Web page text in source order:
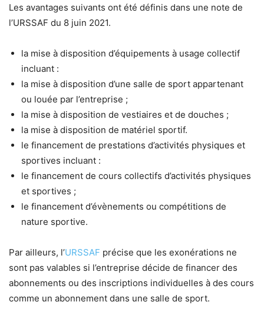
Les avantages suivants ont été définis dans une note de
l’URSSAF du 8 juin 2021.
la mise à disposition d’équipements à usage collectif
incluant :
la mise à disposition d’une salle de sport appartenant
ou louée par l’entreprise ;
la mise à disposition de vestiaires et de douches ;
la mise à disposition de matériel sportif.
le financement de prestations d’activités physiques et
sportives incluant :
le financement de cours collectifs d’activités physiques
et sportives ;
le financement d’évènements ou compétitions de
nature sportive.
Par ailleurs, l’URSSAF précise que les exonérations ne
sont pas valables si l’entreprise décide de financer des
abonnements ou des inscriptions individuelles à des cours
comme un abonnement dans une salle de sport.